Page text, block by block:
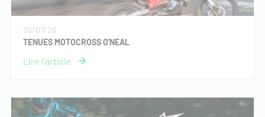
30/07/26
TENUES MOTOCROSS O'NEAL